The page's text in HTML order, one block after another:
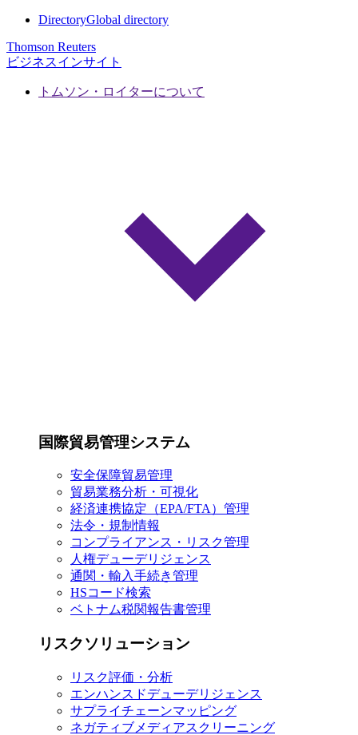
DirectoryGlobal directory
Thomson Reuters
ビジネスインサイト
トムソン・ロイターについて
国際貿易管理システム
安全保障貿易管理
貿易業務分析・可視化
経済連携協定（EPA/FTA）管理
法令・規制情報
コンプライアンス・リスク管理
人権デューデリジェンス
通関・輸入手続き管理
HSコード検索
ベトナム税関報告書管理
リスクソリューション
リスク評価・分析
エンハンスドデューデリジェンス
サプライチェーンマッピング
ネガティブメディアスクリーニング